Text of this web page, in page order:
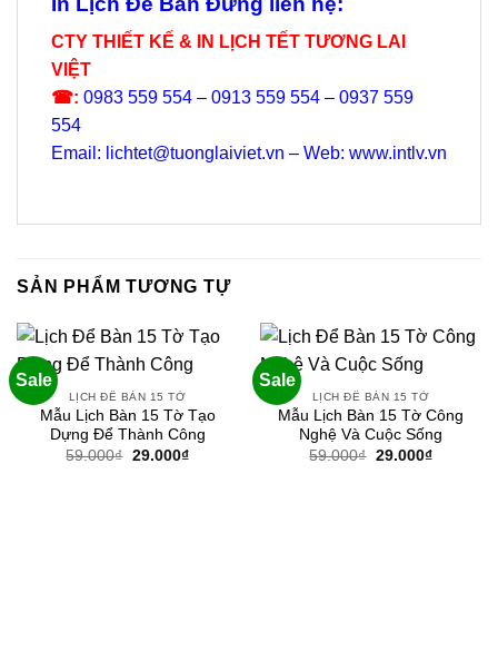
CTY THIẾT KẾ & IN LỊCH TẾT TƯƠNG LAI
VIỆT
☎: 0983 559 554 – 0913 559 554 – 0937 559
554
Email: lichtet@tuonglaiviet.vn – Web: www.intlv.vn
SẢN PHẨM TƯƠNG TỰ
Sale
LỊCH ĐỂ BÀN 15 TỜ
Mẫu Lịch Bàn 15 Tờ Tạo
Dựng Để Thành Công
59.000₫ Giá
29.000₫Giá
Sale
LỊCH ĐỂ BÀN 15 TỜ
Mẫu Lịch Bàn 15 Tờ Công
Nghệ Và Cuộc Sống
59.000₫ Giá
29.000₫Giá